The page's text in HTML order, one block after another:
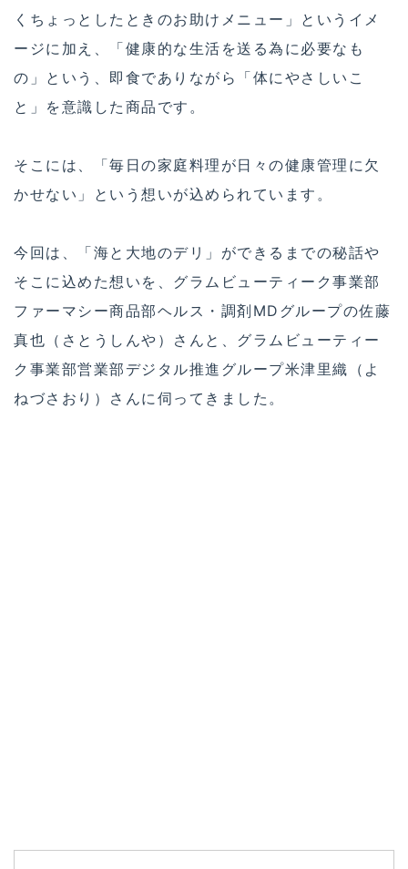
くちょっとしたときのお助けメニュー」というイメ
ージに加え、「健康的な生活を送る為に必要なも
の」という、即食でありながら「体にやさしいこ
と」を意識した商品です。
そこには、「毎日の家庭料理が日々の健康管理に欠
かせない」という想いが込められています。
今回は、「海と大地のデリ」ができるまでの秘話や
そこに込めた想いを、グラムビューティーク事業部
ファーマシー商品部ヘルス・調剤MDグループの佐藤
真也（さとうしんや）さんと、グラムビューティー
ク事業部営業部デジタル推進グループ米津里織（よ
ねづさおり）さんに伺ってきました。